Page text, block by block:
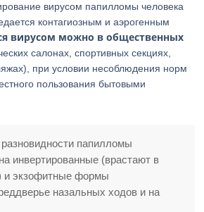
вирусом папилломы человека
контагиозным и аэрогенным
вирусом можно в общественных
салонах, спортивных секциях,
при условии несоблюдения норм
пользования бытовыми
папилломы
инвертированные (врастают в
и экзофитные формы
назальных ходов и на